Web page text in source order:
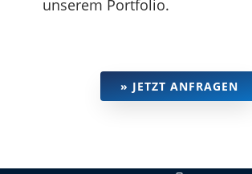
unserem Portfolio.
» JETZT ANFRAGEN